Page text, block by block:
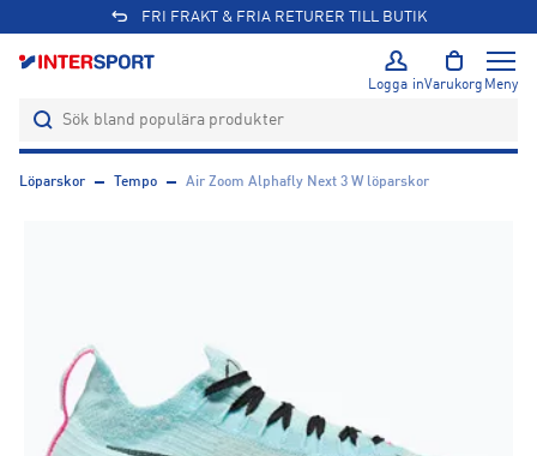
FRI FRAKT & FRIA RETURER TILL BUTIK
Logga inVarukorg Meny
Löparskor Tempo Air Zoom Alphafly Next 3 W löparskor